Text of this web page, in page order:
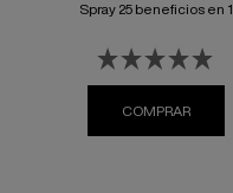
Spray 25 beneficios en 1
COMPRAR